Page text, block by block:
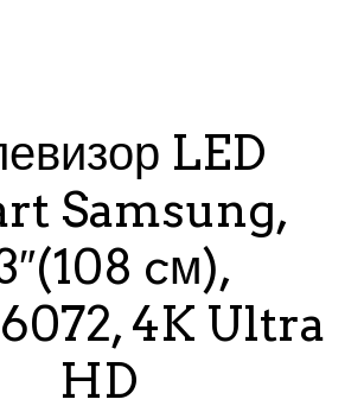
LED
Samsung,
cм),
4K Ultra
HD